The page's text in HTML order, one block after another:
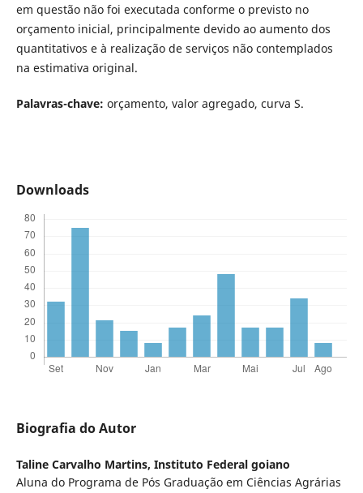
em questão não foi executada conforme o previsto no
orçamento inicial, principalmente devido ao aumento dos
quantitativos e à realização de serviços não contemplados
na estimativa original.
Palavras-chave: orçamento, valor agregado, curva S.
Downloads
Biografia do Autor
Taline Carvalho Martins, Instituto Federal goiano
Aluna do Programa de Pós Graduação em Ciências Agrárias